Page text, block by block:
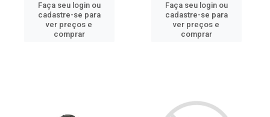
Faça seu login ou
cadastre-se para
ver preços e
comprar
Faça seu login ou
cadastre-se para
ver preços e
comprar